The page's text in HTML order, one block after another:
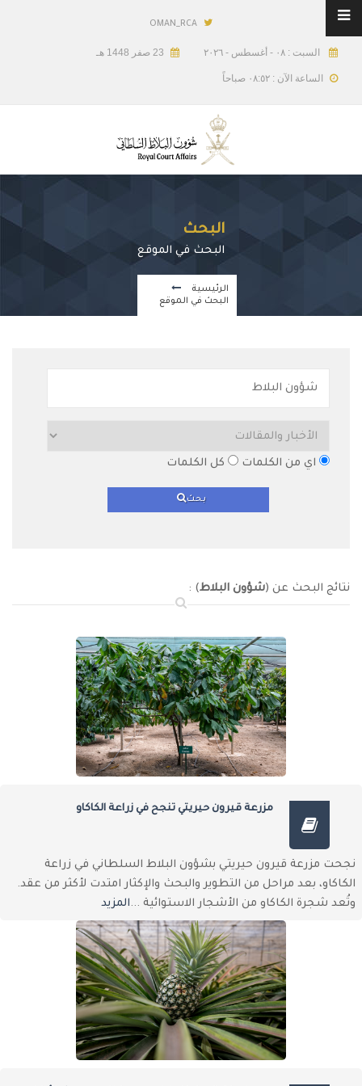
OMAN_RCA
السبت : ٠٨ - أغسطس - ٢٠٢٦ 23 صفر 1448 هـ
الساعة الآن : ٠٨:٥٢ صباحاً
البحث
البحث في الموقع
الرئيسية
البحث في الموقع
اي من الكلمات كل الكلمات
بحث
نتائج البحث عن (شؤون البلاط) :
مزرعة قيرون حيريتي تنجح في زراعة الكاكاو
نجحت مزرعة قيرون حيريتي بشؤون البلاط السلطاني في زراعة
الكاكاو، بعد مراحل من التطوير والبحث والإكثار امتدت لأكثر من عقد.
وتُعد شجرة الكاكاو من الأشجار الاستوائية ... المزيد